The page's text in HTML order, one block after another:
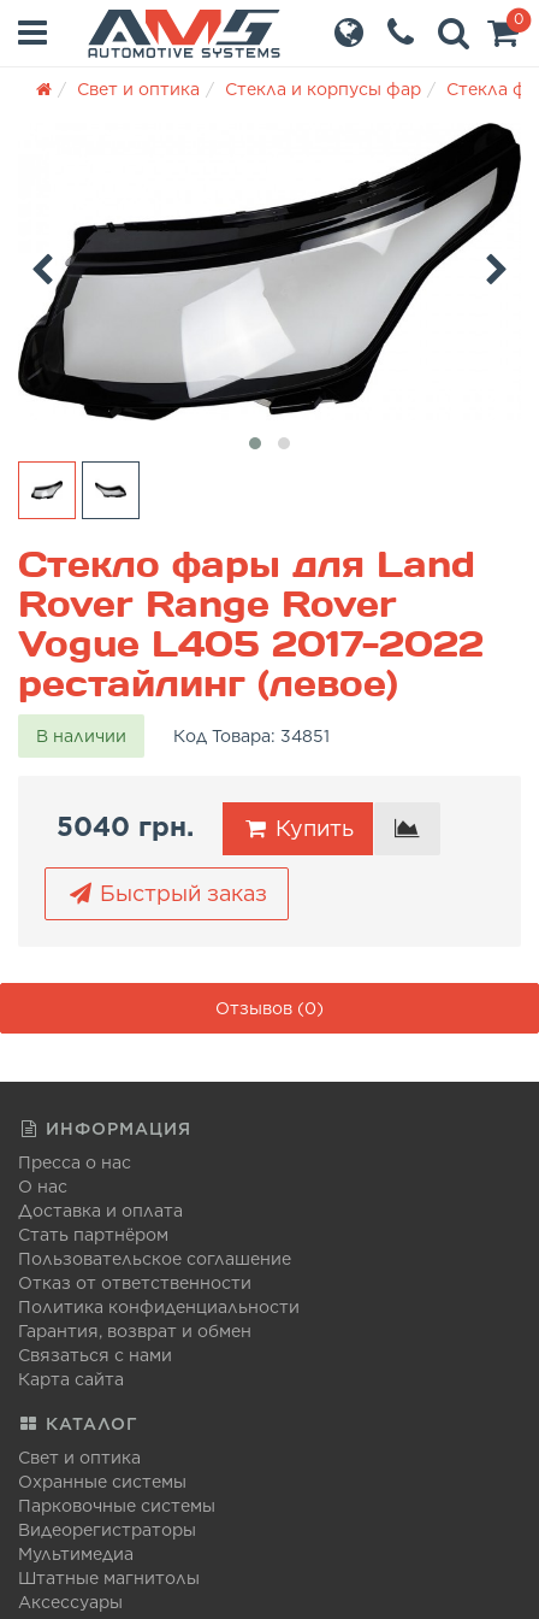
0
Свет и оптика Стекла и корпусы фар Стекла
Стекло фары для Land
Rover Range Rover
Vogue L405 2017-2022
рестайлинг (левое)
В наличии Код Товара: 34851
5040 грн. Купить
Быстрый заказ
Отзывов (0)
ИНФОРМАЦИЯ
Пресса о нас
О нас
Доставка и оплата
Стать партнёром
Пользовательское соглашение
Отказ от ответственности
Политика конфиденциальности
Гарантия, возврат и обмен
Связаться с нами
Карта сайта
КАТАЛОГ
Свет и оптика
Охранные системы
Парковочные системы
Видеорегистраторы
Мультимедиа
Штатные магнитолы
Аксессуары